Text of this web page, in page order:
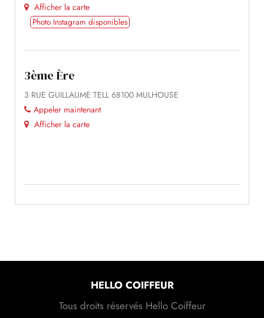
Afficher la carte
Photo Instagram disponibles
3ème Ère
3 RUE GUILLAUME TELL 68100 MULHOUSE
Appeler maintenant
Afficher la carte
HELLO COIFFEUR
Tous droits réservés Hello Coiffeur